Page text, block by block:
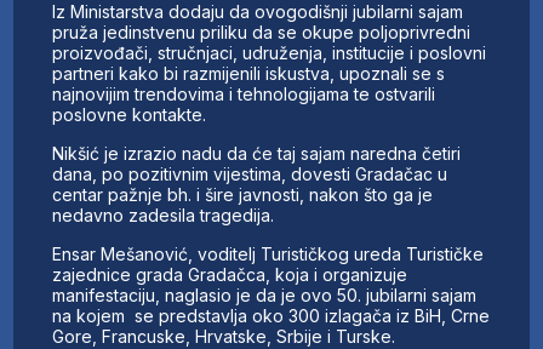
Iz Ministarstva dodaju da ovogodišnji jubilarni sajam
pruža jedinstvenu priliku da se okupe poljoprivredni
proizvođači, stručnjaci, udruženja, institucije i poslovni
partneri kako bi razmijenili iskustva, upoznali se s
najnovijim trendovima i tehnologijama te ostvarili
poslovne kontakte.
Nikšić je izrazio nadu da će taj sajam naredna četiri
dana, po pozitivnim vijestima, dovesti Gradačac u
centar pažnje bh. i šire javnosti, nakon što ga je
nedavno zadesila tragedija.
Ensar Mešanović, voditelj Turističkog ureda Turističke
zajednice grada Gradačca, koja i organizuje
manifestaciju, naglasio je da je ovo 50. jubilarni sajam
na kojem se predstavlja oko 300 izlagača iz BiH, Crne
Gore, Francuske, Hrvatske, Srbije i Turske.